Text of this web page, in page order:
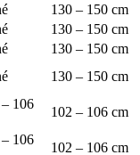
130 – 150 cm
130 – 150 cm
130 – 150 cm
130 – 150 cm
106
102 – 106 cm
106
102 – 106 cm